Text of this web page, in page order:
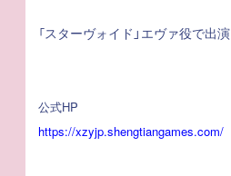
「スターヴォイド」エヴァ​役で出演
公式HP
https://xzyjp.shengtiangames.com/